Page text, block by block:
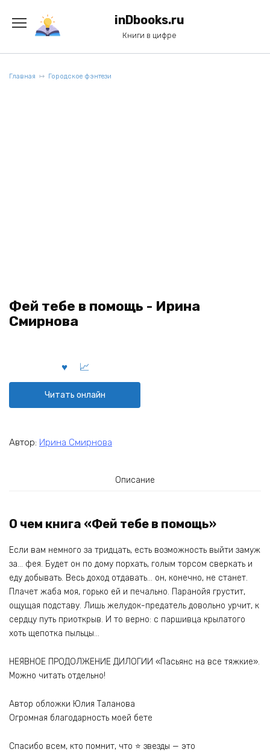
содержанию
inDbooks.ru
Книги в цифре
Главная Городское фэнтези
Фей тебе в помощь - Ирина
Смирнова
Читать онлайн
Автор: Ирина Смирнова
Описание
О чем книга «Фей тебе в помощь»
Если вам немного за тридцать, есть возможность выйти замуж
за… фея. Будет он по дому порхать, голым торсом сверкать и
еду добывать. Весь доход отдавать… он, конечно, не станет.
Плачет жаба моя, горько ей и печально. Паранойя грустит,
ощущая подставу. Лишь желудок-предатель довольно урчит, к
сердцу путь приоткрыв. И то верно: с паршивца крылатого
хоть щепотка пыльцы…
НЕЯВНОЕ ПРОДОЛЖЕНИЕ ДИЛОГИИ «Пасьянс на все тяжкие».
Можно читать отдельно!
Автор обложки Юлия Таланова
Огромная благодарность моей бете
Спасибо всем, кто помнит, что ⭐ звезды — это